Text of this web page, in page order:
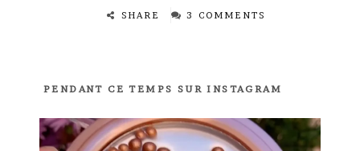
SHARE 3 COMMENTS
PENDANT CE TEMPS SUR INSTAGRAM